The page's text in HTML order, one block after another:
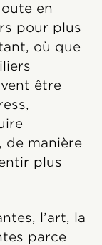
en
pour plus
où que
être
de manière
plus
l’art, la
parce